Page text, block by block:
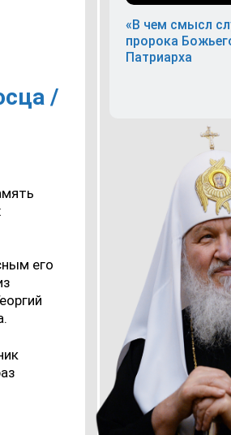
/
его
«В чем смысл
пророка
Патриарха